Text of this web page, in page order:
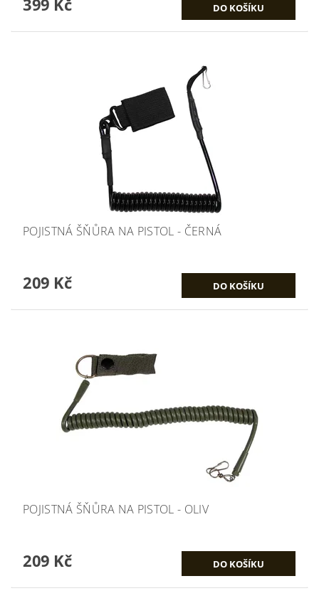
POJISTNÁ ŠŇŮRA NA PISTOL - ČERNÁ
209 Kč
POJISTNÁ ŠŇŮRA NA PISTOL - OLIV
209 Kč